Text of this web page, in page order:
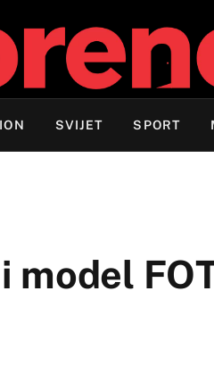
SVIJET SPORT
model